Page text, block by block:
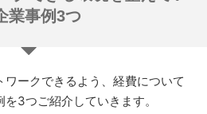
業事例3つ
ークできるよう、経費について
3つご紹介していきます。